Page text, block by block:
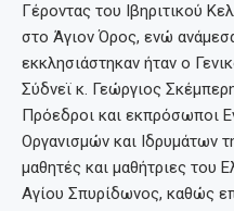
Γέροντας του Ιβηριτικού
στο Άγιον Όρος, ενώ
εκκλησιάστηκαν ήταν ο
Σύδνεϊ κ. Γεώργιος
Πρόεδροι και εκπρόσωποι
Οργανισμών και Ιδρυμάτων
μαθητές και μαθήτριες του
Αγίου Σπυρίδωνος, καθώς